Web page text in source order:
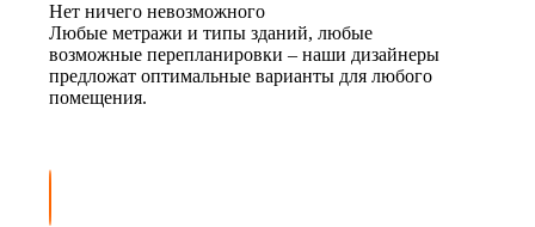
Нет ничего невозможного
Любые метражи и типы зданий, любые
возможные перепланировки – наши дизайнеры
предложат оптимальные варианты для любого
помещения.